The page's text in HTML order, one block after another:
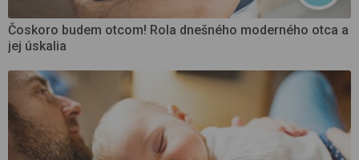
Čoskoro budem otcom! Rola dnešného moderného otca a
jej úskalia